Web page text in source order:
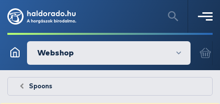
Webshop
Spoons